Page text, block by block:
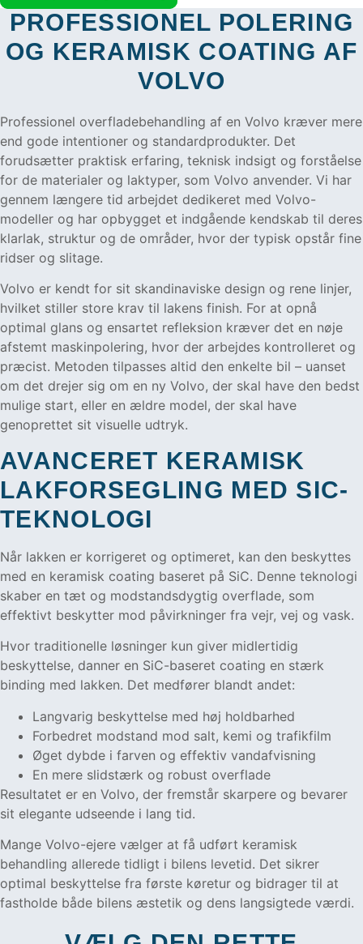
PROFESSIONEL POLERING
OG KERAMISK COATING AF
VOLVO
Professionel overfladebehandling af en Volvo kræver mere
end gode intentioner og standardprodukter. Det
forudsætter praktisk erfaring, teknisk indsigt og forståelse
for de materialer og laktyper, som Volvo anvender. Vi har
gennem længere tid arbejdet dedikeret med Volvo-
modeller og har opbygget et indgående kendskab til deres
klarlak, struktur og de områder, hvor der typisk opstår fine
ridser og slitage.
Volvo er kendt for sit skandinaviske design og rene linjer,
hvilket stiller store krav til lakens finish. For at opnå
optimal glans og ensartet refleksion kræver det en nøje
afstemt maskinpolering, hvor der arbejdes kontrolleret og
præcist. Metoden tilpasses altid den enkelte bil – uanset
om det drejer sig om en ny Volvo, der skal have den bedst
mulige start, eller en ældre model, der skal have
genoprettet sit visuelle udtryk.
AVANCERET KERAMISK
LAKFORSEGLING MED SIC-
TEKNOLOGI
Når lakken er korrigeret og optimeret, kan den beskyttes
med en keramisk coating baseret på SiC. Denne teknologi
skaber en tæt og modstandsdygtig overflade, som
effektivt beskytter mod påvirkninger fra vejr, vej og vask.
Hvor traditionelle løsninger kun giver midlertidig
beskyttelse, danner en SiC-baseret coating en stærk
binding med lakken. Det medfører blandt andet:
Langvarig beskyttelse med høj holdbarhed
Forbedret modstand mod salt, kemi og trafikfilm
Øget dybde i farven og effektiv vandafvisning
En mere slidstærk og robust overflade
Resultatet er en Volvo, der fremstår skarpere og bevarer
sit elegante udseende i lang tid.
Mange Volvo-ejere vælger at få udført keramisk
behandling allerede tidligt i bilens levetid. Det sikrer
optimal beskyttelse fra første køretur og bidrager til at
fastholde både bilens æstetik og dens langsigtede værdi.